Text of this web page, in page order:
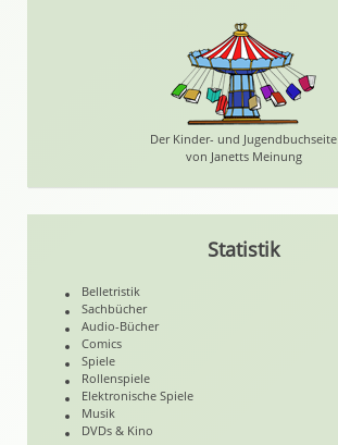
Der Kinder- und Jugendbuchseite
von Janetts Meinung
Statistik
Belletristik
Sachbücher
Audio-Bücher
Comics
Spiele
Rollenspiele
Elektronische Spiele
Musik
DVDs & Kino